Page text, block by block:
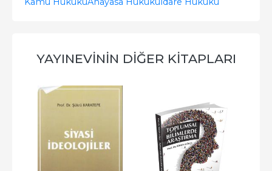
YAYINEVININ DIĞER KITAPLARI